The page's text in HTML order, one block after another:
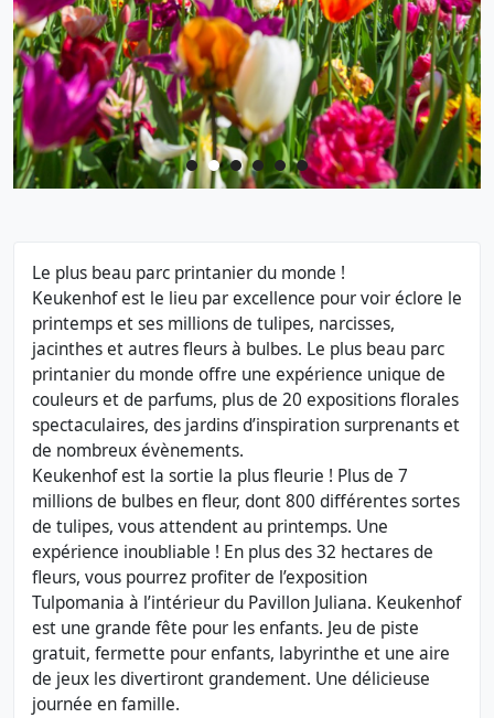
Le plus beau parc printanier du monde !
Keukenhof est le lieu par excellence pour voir éclore le
printemps et ses millions de tulipes, narcisses,
jacinthes et autres fleurs à bulbes. Le plus beau parc
printanier du monde offre une expérience unique de
couleurs et de parfums, plus de 20 expositions florales
spectaculaires, des jardins d’inspiration surprenants et
de nombreux évènements.
Keukenhof est la sortie la plus fleurie ! Plus de 7
millions de bulbes en fleur, dont 800 différentes sortes
de tulipes, vous attendent au printemps. Une
expérience inoubliable ! En plus des 32 hectares de
fleurs, vous pourrez profiter de l’exposition
Tulpomania à l’intérieur du Pavillon Juliana. Keukenhof
est une grande fête pour les enfants. Jeu de piste
gratuit, fermette pour enfants, labyrinthe et une aire
de jeux les divertiront grandement. Une délicieuse
journée en famille.